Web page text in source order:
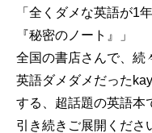
「全くダメな英語が1
『秘密のノート』」
全国の書店さんで、続
英語ダメダメだった
する、超話題の英語本
引き続きご展開くださ